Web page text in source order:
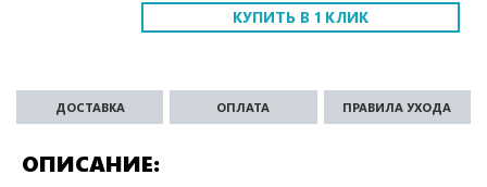
КУПИТЬ В 1 КЛИК
ОПИСАНИЕ
ДОСТАВКА ОПЛАТА ПРАВИЛА УХОДА